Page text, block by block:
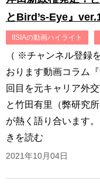
とBird’s-Eye』
IISIAの動画ハイライト
（ ※チャンネル登録
おります動画コラム
回目を元キャリア外
と竹田有里（弊研究
が熱く語り合います
きを読む
2021年10月04日